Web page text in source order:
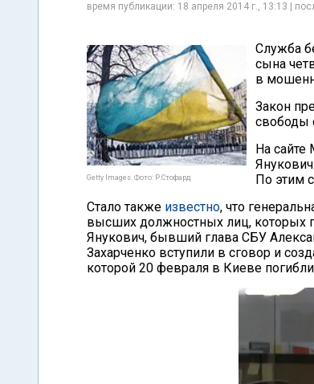
время публикации: 18 апреля 2014 г., 13:13 |
Getty Images. Фото: Р.Стофард
Служба
сына
в
Закон
свободы
На
По этим
Стало также известно, что
высших должностных лиц, которых
Янукович, бывший глава СБУ
Захарченко вступили в сговор и
которой 20 февраля в Киеве